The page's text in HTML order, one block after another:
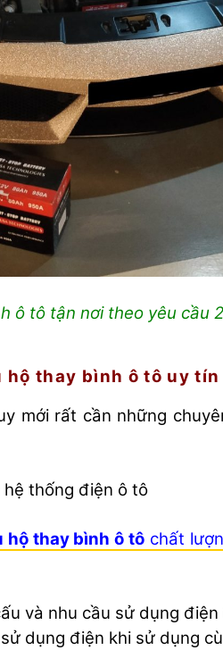
ô tô tận nơi theo yêu cầu
thay bình ô tô uy tín
mới rất cần những
thống điện ô tô
hộ thay bình ô tô chất
và nhu cầu sử dụng
dụng điện khi sử dụng